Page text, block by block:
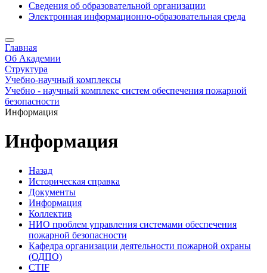
Сведения об образовательной организации
Электронная информационно-образовательная среда
Главная
Об Академии
Структура
Учебно-научный комплексы
Учебно - научный комплекс систем обеспечения пожарной
безопасности
Информация
Информация
Назад
Историческая справка
Документы
Информация
Коллектив
НИО проблем управления системами обеспечения
пожарной безопасности
Кафедра организации деятельности пожарной охраны
(ОДПО)
CTIF